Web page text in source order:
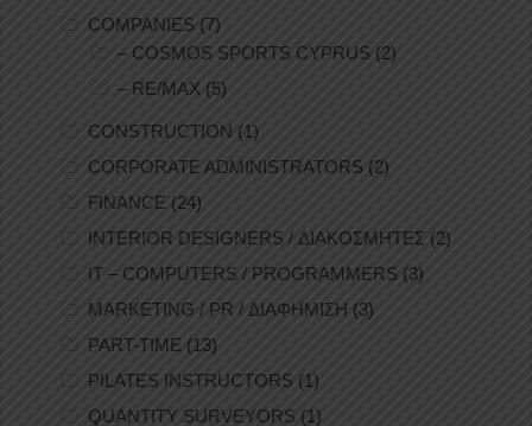
COMPANIES (7)
– COSMOS SPORTS CYPRUS (2)
– RE/MAX (5)
CONSTRUCTION (1)
CORPORATE ADMINISTRATORS (2)
FINANCE (24)
INTERIOR DESIGNERS / ΔΙΑΚΟΣΜΗΤΕΣ (2)
IT – COMPUTERS / PROGRAMMERS (3)
MARKETING / PR / ΔΙΑΦΗΜΙΣΗ (3)
PART-TIME (13)
PILATES INSTRUCTORS (1)
QUANTITY SURVEYORS (1)